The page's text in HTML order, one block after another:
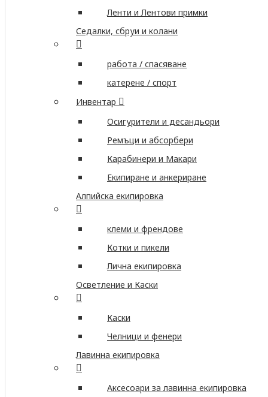
Ленти и Лентови примки
Седалки, сбруи и колани
работа / спасяване
катерене / спорт
Инвентар
Осигурители и десандьори
Ремъци и абсорбери
Карабинери и Макари
Екипиране и анкериране
Алпийска екипировка
клеми и френдове
Котки и пикели
Лична екипировка
Осветление и Каски
Каски
Челници и фенери
Лавинна екипировка
Аксесоари за лавинна екипировка